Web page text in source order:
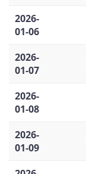
2026-
01-06
2026-
01-07
2026-
01-08
2026-
01-09